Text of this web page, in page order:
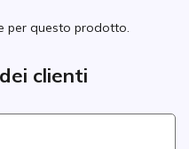
per questo prodotto.
clienti